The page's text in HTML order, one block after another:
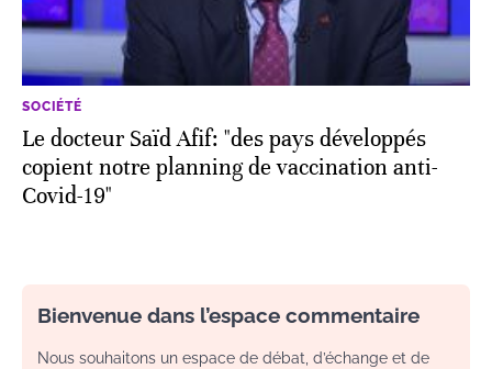
SOCIÉTÉ
Le docteur Saïd Afif: "des pays développés
copient notre planning de vaccination anti-
Covid-19"
Bienvenue dans l’espace commentaire
Nous souhaitons un espace de débat, d’échange et de